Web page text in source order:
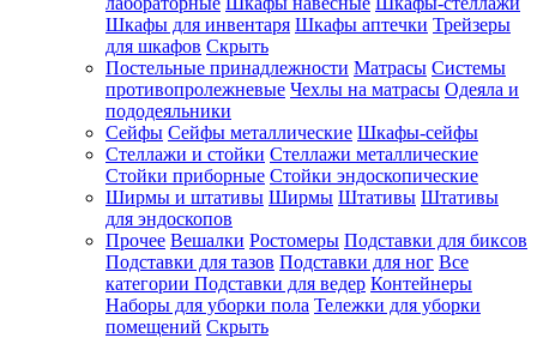
Шкафы для инвентаря Шкафы аптечки Трейзеры
для шкафов Скрыть
Постельные принадлежности Матрасы Системы
противопролежневые Чехлы на матрасы Одеяла и
пододеяльники
Сейфы Сейфы металлические Шкафы-сейфы
Стеллажи и стойки Стеллажи металлические
Стойки приборные Стойки эндоскопические
Ширмы и штативы Ширмы Штативы Штативы
для эндоскопов
Прочее Вешалки Ростомеры Подставки для биксов
Подставки для тазов Подставки для ног Все
категории Подставки для ведер Контейнеры
Наборы для уборки пола Тележки для уборки
помещений Скрыть